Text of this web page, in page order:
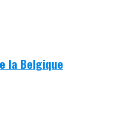
la Belgique